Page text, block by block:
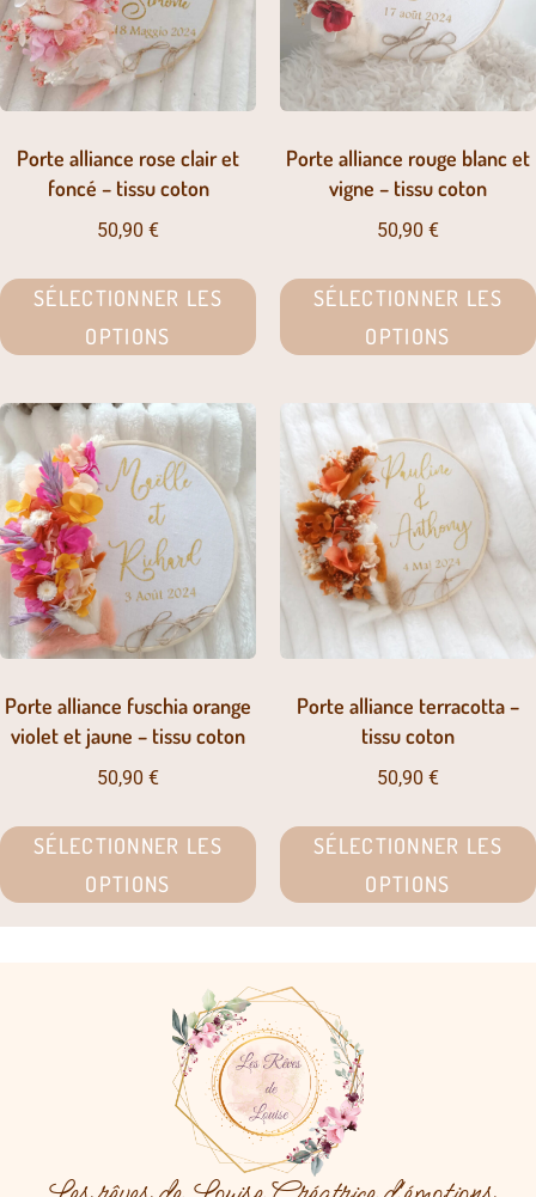
Porte alliance rose clair et
foncé – tissu coton
50,90 €
SÉLECTIONNER LES
OPTIONS
Porte alliance rouge blanc et
vigne – tissu coton
50,90 €
SÉLECTIONNER LES
OPTIONS
Porte alliance fuschia orange
violet et jaune – tissu coton
50,90 €
SÉLECTIONNER LES
OPTIONS
Porte alliance terracotta –
tissu coton
50,90 €
SÉLECTIONNER LES
OPTIONS